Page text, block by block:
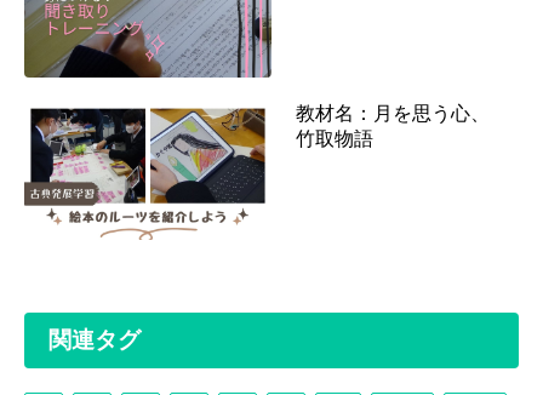
教材名：月を思う心、
竹取物語
関連タグ